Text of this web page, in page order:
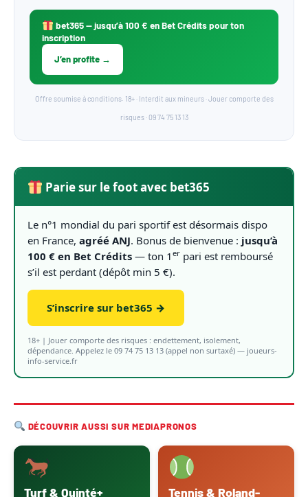
bet365— jusqu’à 100 € en Bet Crédits pour ton
inscription
J’en profite →
Offre soumise à conditions. 18+ · Interdit aux mineurs · Jouer comporte des
risques · 09 74 75 13 13
Parie sur le foot avec bet365
Le n°1 mondial du pari sportif est désormais dispo
en France, agréé ANJ. Bonus de bienvenue : jusqu’à
100 € en Bet Crédits — ton 1 er pari est remboursé
s’il est perdant (dépôt min 5 €).
S’inscrire sur bet365 →
18+ | Jouer comporte des risques : endettement, isolement,
dépendance. Appelez le 09 74 75 13 13 (appel non surtaxé) — joueurs-
info-service.fr
DÉCOUVRIR AUSSI SUR MEDIAPRONOS
Turf & Quinté+
Tennis & Roland-